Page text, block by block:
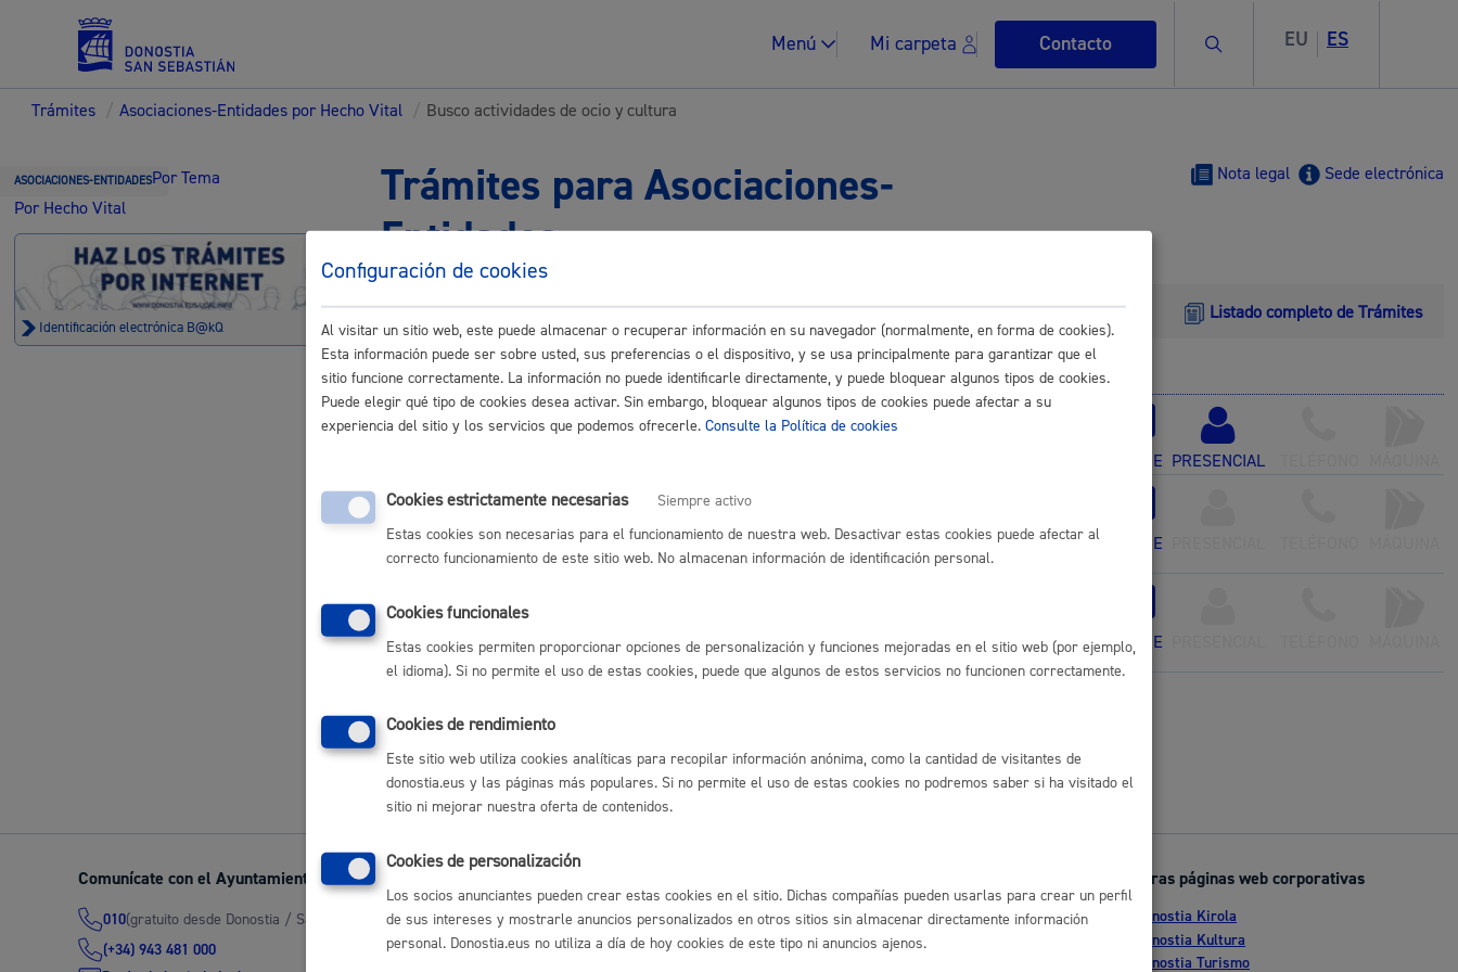
Menú Mi carpeta Contacto Buscar EU ES
Servicios
Padrón y asuntos personales
Vivienda y urbanismo
Espacio público, residuos y medioambiente
Seguridad ciudadana y emergencias Euskera
Salud Pública, animales y consumo Desarrollo económico y empleo
Infancia y juventud Igualdad, derechos humanos y convivencia
Trámites / Asociaciones-Entidades por Hecho Vital / Busco actividades de ocio y cultura
ASOCIACIONES-ENTIDADESPor Tema
Por Hecho Vital
Identificación electrónica B@kQ
Trámites para Asociaciones-
Entidades
Sede electrónica
Nota legal
Listado completo de Trámites
Busco actividades de ocio y cultura
Acceso a Zona de Bajas Emisiones (ZBE) a matrículas extranjeras
ONLINE PRESENCIAL
Gestión de matrículas para acceder a Zona de Bajas Emisiones (ZBE)
electrónico
ONLINE
Inscripciones: actividades relacionadas con Cooperación, Derechos Humanos y Diversidad
ONLINE
Volver al índice
Comunícate con el Ayuntamiento de Donostia / San Sebastián
010(gratuito desde Donostia / San Sebastián)
(+34) 943 481 000
Ofertas de empleo
Perfil del contratante
Otras páginas web corporativas
Donostia Kirola
Donostia Kultura
Donostia Turismo
Configuración de cookies
Al visitar un sitio web, este puede almacenar o recuperar información en su navegador (normalmente, en forma de cookies).
Esta información puede ser sobre usted, sus preferencias o el dispositivo, y se usa principalmente para garantizar que el
sitio funcione correctamente. La información no puede identificarle directamente, y puede bloquear algunos tipos de cookies.
Puede elegir qué tipo de cookies desea activar. Sin embargo, bloquear algunos tipos de cookies puede afectar a su
experiencia del sitio y los servicios que podemos ofrecerle. Consulte la Política de cookies
Cookies estrictamente necesarias
Siempre activo
Estas cookies son necesarias para el funcionamiento de nuestra web. Desactivar estas cookies puede afectar al
correcto funcionamiento de este sitio web. No almacenan información de identificación personal.
Cookies funcionales
Estas cookies permiten proporcionar opciones de personalización y funciones mejoradas en el sitio web (por ejemplo,
el idioma). Si no permite el uso de estas cookies, puede que algunos de estos servicios no funcionen correctamente.
Cookies de rendimiento
Este sitio web utiliza cookies analíticas para recopilar información anónima, como la cantidad de visitantes de
donostia.eus y las páginas más populares. Si no permite el uso de estas cookies no podremos saber si ha visitado el
sitio ni mejorar nuestra oferta de contenidos.
Cookies de personalización
Los socios anunciantes pueden crear estas cookies en el sitio. Dichas compañías pueden usarlas para crear un perfil
de sus intereses y mostrarle anuncios personalizados en otros sitios sin almacenar directamente información
personal. Donostia.eus no utiliza a día de hoy cookies de este tipo ni anuncios ajenos.